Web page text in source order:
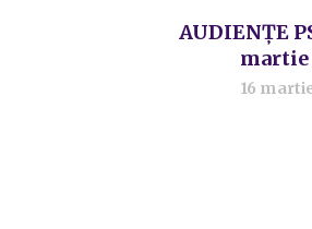
AUDIENȚE
martie
16